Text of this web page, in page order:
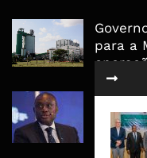
para a
CEO
facilite